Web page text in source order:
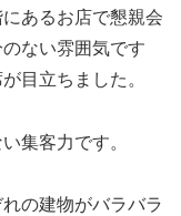
あるお店で懇親会
ない雰囲気です
目立ちました。
集客力です。
の建物がバラバラ